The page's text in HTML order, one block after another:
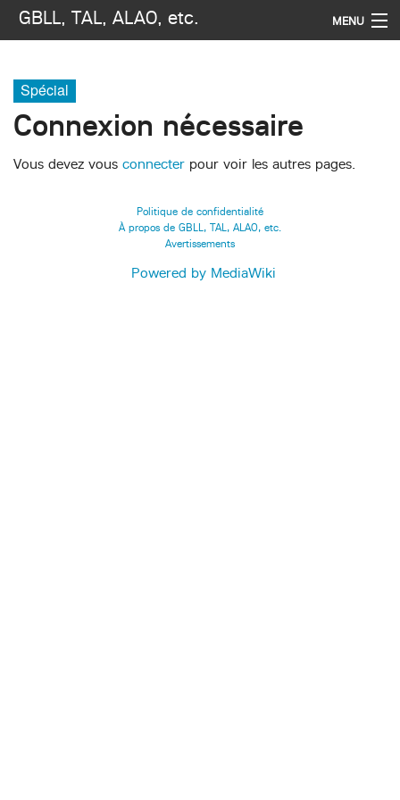
GBLL, TAL, ALAO, etc. MENU
Rechercher
Spécial
Connexion nécessaire
Vous devez vous connecter pour voir les autres pages.
Politique de confidentialité
À propos de GBLL, TAL, ALAO, etc.
Avertissements
Powered by MediaWiki